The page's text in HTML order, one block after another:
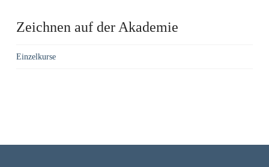
Zeichnen auf der Akademie
Einzelkurse